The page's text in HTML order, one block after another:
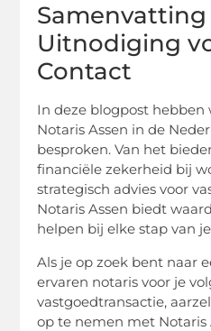
Samenvatting
Uitnodiging
Contact
In deze blogpost hebben
Notaris Assen in de
besproken. Van het
financiële zekerheid bij
strategisch advies voor
Notaris Assen biedt
helpen bij elke stap van
Als je op zoek bent naar
ervaren notaris voor je
vastgoedtransactie,
op te nemen met Notaris